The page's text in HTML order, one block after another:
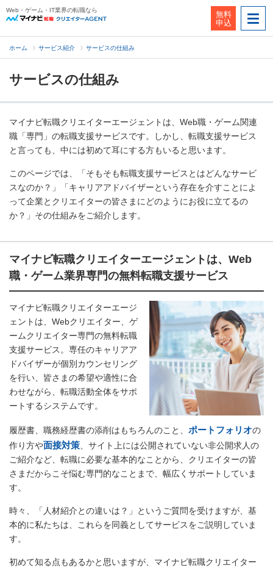
Web・ゲーム・IT業界の転職なら
無料
申込
ホーム サービス紹介 サービスの仕組み
サービスの仕組み
マイナビ転職クリエイターエージェントは、Web職・ゲーム関連
職「専門」の転職支援サービスです。しかし、転職支援サービス
と言っても、中には初めて耳にする方もいると思います。
このページでは、「そもそも転職支援サービスとはどんなサービ
スなのか？」「キャリアアドバイザーという存在を介すことによ
って企業とクリエイターの皆さまにどのようにお役に立てるの
か？」その仕組みをご紹介します。
マイナビ転職クリエイターエージェントは、Web
職・ゲーム業界専門の無料転職支援サービス
マイナビ転職クリエイターエージ
ェントは、Webクリエイター、ゲ
ームクリエイター専門の無料転職
支援サービス。専任のキャリアア
ドバイザーが個別カウンセリング
を行い、皆さまの希望や適性に合
わせながら、転職活動全体をサポ
ートするシステムです。
履歴書、職務経歴書の添削はもちろんのこと、 ポートフォリオの
作り方や面接対策 、サイト上には公開されていない非公開求人の
ご紹介など、転職に必要な基本的なことから、クリエイターの皆
さまだからこそ悩む専門的なことまで、幅広くサポートしていま
す。
時々、「人材紹介との違いは？」というご質問を受けますが、基
本的に私たちは、これらを同義としてサービスをご説明していま
す。
初めて知る点もあるかと思いますが、マイナビ転職クリエイター